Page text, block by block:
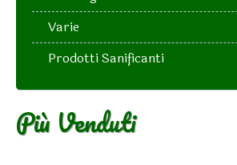
Varie
Prodotti Sanificanti
Più Venduti